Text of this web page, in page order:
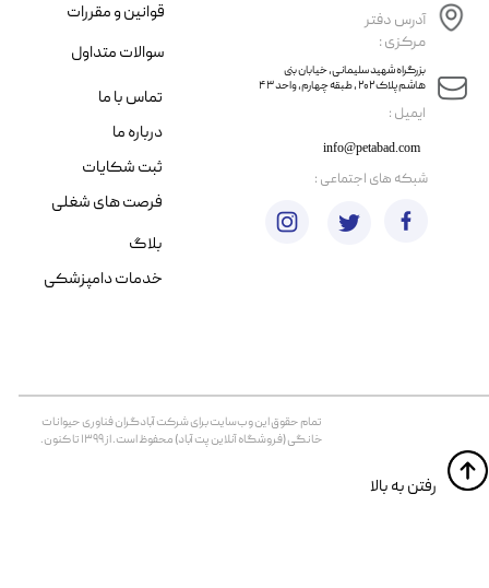
​ایمیل :
آدرس دفتر
مرکزی :
info@petabad.com
​​بزرگراه شهید سلیمانی، خیابان بنی
هاشم پلاک ۲۰۲ ، طبقه چهارم، واحد ۴۳
تمام حقوق اين وب‌سايت برای شرکت آبادگران فناوری حیوانات
خانگی (فروشگاه آنلاین پت آباد) محفوظ است. از ۱۳۹۹ تا کنون.
​​رفتن به بالا
قوانین و مقررات
سوالات متداول
تماس با ما
درباره ما
ثبت شکایات
فرصت های شغلی
​شبکه های اجتماعی :
بلاگ
خدمات دامپزشکی